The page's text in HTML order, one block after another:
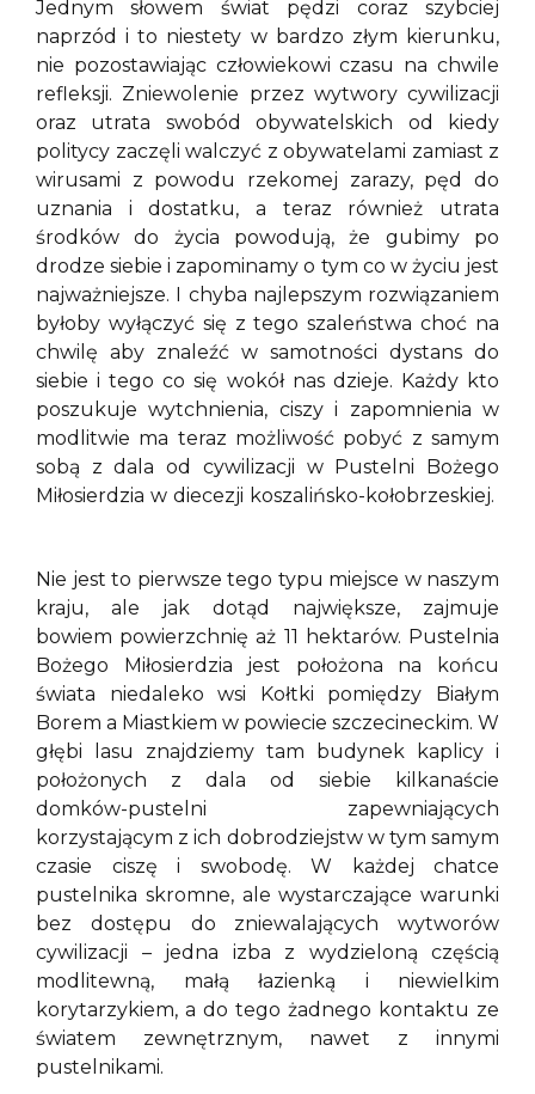
Jednym słowem świat pędzi coraz szybciej
naprzód i to niestety w bardzo złym kierunku,
nie pozostawiając człowiekowi czasu na chwile
refleksji. Zniewolenie przez wytwory cywilizacji
oraz utrata swobód obywatelskich od kiedy
politycy zaczęli walczyć z obywatelami zamiast z
wirusami z powodu rzekomej zarazy, pęd do
uznania i dostatku, a teraz również utrata
środków do życia powodują, że gubimy po
drodze siebie i zapominamy o tym co w życiu jest
najważniejsze. I chyba najlepszym rozwiązaniem
byłoby wyłączyć się z tego szaleństwa choć na
chwilę aby znaleźć w samotności dystans do
siebie i tego co się wokół nas dzieje. Każdy kto
poszukuje wytchnienia, ciszy i zapomnienia w
modlitwie ma teraz możliwość pobyć z samym
sobą z dala od cywilizacji w Pustelni Bożego
Miłosierdzia w diecezji koszalińsko-kołobrzeskiej.
Nie jest to pierwsze tego typu miejsce w naszym
kraju, ale jak dotąd największe, zajmuje
bowiem powierzchnię aż 11 hektarów. Pustelnia
Bożego Miłosierdzia jest położona na końcu
świata niedaleko wsi Kołtki pomiędzy Białym
Borem a Miastkiem w powiecie szczecineckim. W
głębi lasu znajdziemy tam budynek kaplicy i
położonych z dala od siebie kilkanaście
domków-pustelni zapewniających
korzystającym z ich dobrodziejstw w tym samym
czasie ciszę i swobodę. W każdej chatce
pustelnika skromne, ale wystarczające warunki
bez dostępu do zniewalających wytworów
cywilizacji – jedna izba z wydzieloną częścią
modlitewną, małą łazienką i niewielkim
korytarzykiem, a do tego żadnego kontaktu ze
światem zewnętrznym, nawet z innymi
pustelnikami.